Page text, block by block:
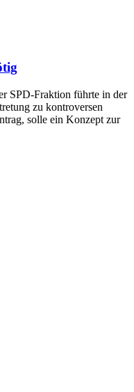
SPD-Fraktion führte in der
zu kontroversen
solle ein Konzept zur